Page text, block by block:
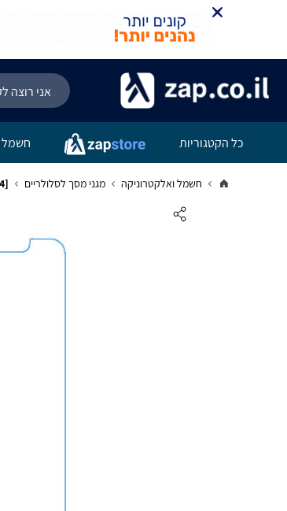
כל הקטגוריות חשמל
חשמל ואלקטרוניקה מגני מסך לסלולריים [4 יחידות] Apple iPhone 13 מגן מסך נאנו זכוכית 9H סקרין מובייל